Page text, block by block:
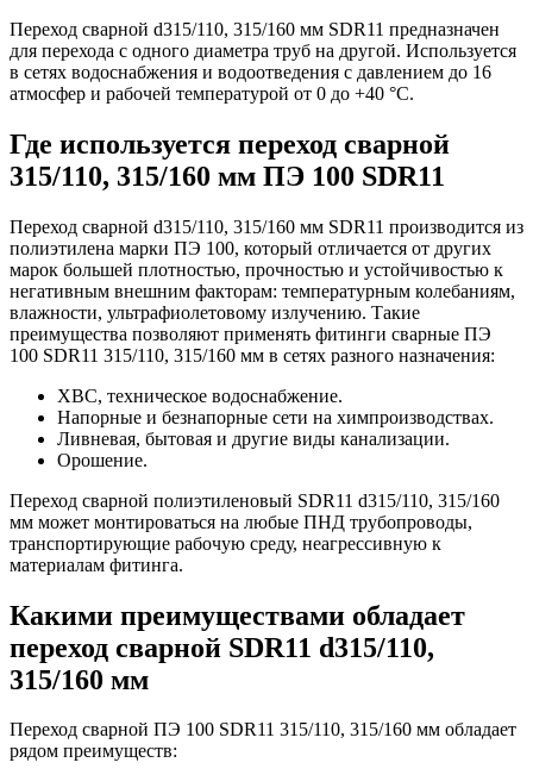
Переход сварной d315/110, 315/160 мм SDR11 предназначен
для перехода с одного диаметра труб на другой. Используется
в сетях водоснабжения и водоотведения с давлением до 16
атмосфер и рабочей температурой от 0 до +40 °С.
Где используется переход сварной
315/110, 315/160 мм ПЭ 100 SDR11
Переход сварной d315/110, 315/160 мм SDR11 производится из
полиэтилена марки ПЭ 100, который отличается от других
марок большей плотностью, прочностью и устойчивостью к
негативным внешним факторам: температурным колебаниям,
влажности, ультрафиолетовому излучению. Такие
преимущества позволяют применять фитинги сварные ПЭ
100 SDR11 315/110, 315/160 мм в сетях разного назначения:
ХВС, техническое водоснабжение.
Напорные и безнапорные сети на химпроизводствах.
Ливневая, бытовая и другие виды канализации.
Орошение.
Переход сварной полиэтиленовый SDR11 d315/110, 315/160
мм может монтироваться на любые ПНД трубопроводы,
транспортирующие рабочую среду, неагрессивную к
материалам фитинга.
Какими преимуществами обладает
переход сварной SDR11 d315/110,
315/160 мм
Переход сварной ПЭ 100 SDR11 315/110, 315/160 мм обладает
рядом преимуществ: